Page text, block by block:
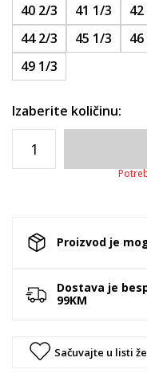
40 2/3
41 1/3 42
44 2/3
45 1/3 46
49 1/3
Izaberite količinu:
Proizvod je
Dostava je
99KM
Sačuvajte u listi